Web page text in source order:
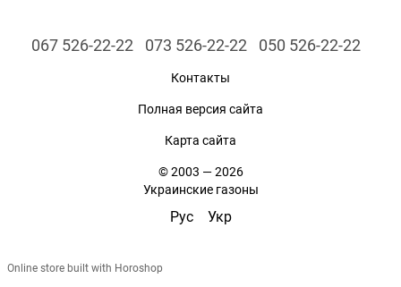
067 526-22-22 073 526-22-22 050 526-22-22
Контакты
Полная версия сайта
Карта сайта
© 2003 — 2026
Украинские газоны
Рус Укр
Online store built with Horoshop